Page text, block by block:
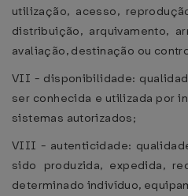
utilização, acesso,
distribuição, arquivamento,
avaliação, destinação ou
VII - disponibilidade:
ser conhecida e utilizada por
sistemas autorizados;
VIII - autenticidade:
sido produzida, expedida,
determinado indivíduo,